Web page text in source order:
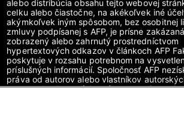
alebo distribúcia obsahu tejto webovej
celku alebo čiastočne, na akékoľvek iné
akýmkoľvek iným spôsobom, bez osobitnej
zmluvy podpísanej s AFP, je prísne
zobrazený alebo zahrnutý prostredníctvom
hypertextových odkazov v článkoch AFP
poskytuje v rozsahu potrebnom na
príslušných informácií. Spoločnosť AFP
práva od autorov alebo vlastníkov
tomuto obsahu tretích strán a nenesie v
žiadnu zodpovednosť. AFP a jej logo sú